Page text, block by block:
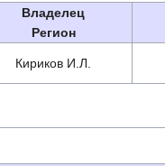
Владелец
Регион
Кириков И.Л.